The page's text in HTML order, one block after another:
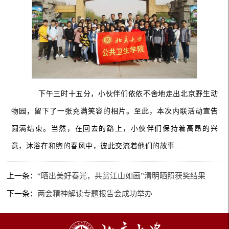
下午三时十五分，小伙伴们依依不舍地走出北京野生动
物园，留下了一张充满笑容的相片。至此，本次内联活动宣告
圆满结束。当然，在回去的路上，小伙伴们保持着高昂的兴
意，沐浴在和煦的春风中，彼此交流着他们的故事……
上一条：“晒出美好春光，共赏江山如画”清明晒照获奖结果
下一条： 两会精神解读专题报告会成功举办